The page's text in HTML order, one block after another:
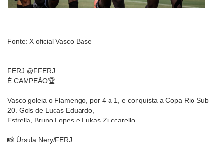
Fonte: X oficial Vasco Base
FERJ @FFERJ
É CAMPEÃO🏆
Vasco goleia o Flamengo, por 4 a 1, e conquista a Copa Rio Sub
20. Gols de Lucas Eduardo,
Estrella, Bruno Lopes e Lukas Zuccarello.
📸 Úrsula Nery/FERJ